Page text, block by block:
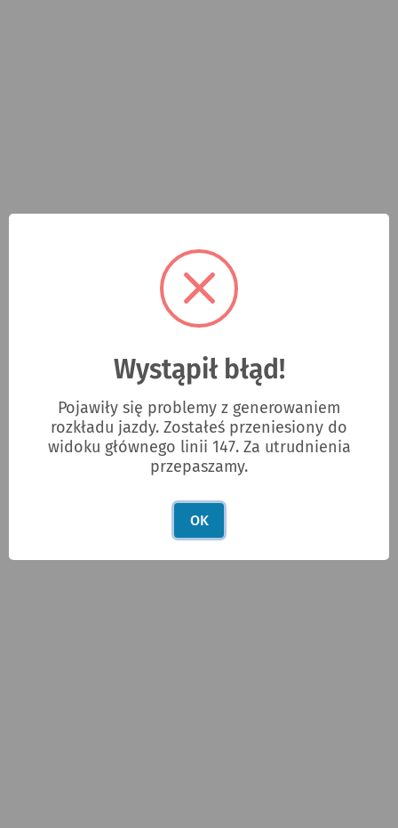
Wystąpił błąd!
Pojawiły się problemy z generowaniem
rozkładu jazdy. Zostałeś przeniesiony do
widoku głównego linii 147. Za utrudnienia
przepaszamy.
OK